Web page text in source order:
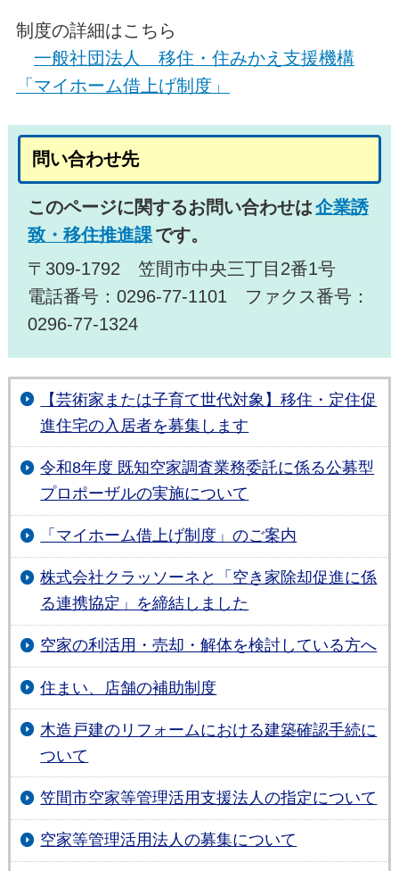
制度の詳細はこちら
一般社団法人 移住・住みかえ支援機構
「マイホーム借上げ制度」
問い合わせ先
このページに関するお問い合わせは企業誘
致・移住推進課です。
〒309-1792 笠間市中央三丁目2番1号
電話番号：0296-77-1101 ファクス番号：
0296-77-1324
【芸術家または子育て世代対象】移住・定住促
進住宅の入居者を募集します
令和8年度 既知空家調査業務委託に係る公募型
プロポーザルの実施について
「マイホーム借上げ制度」のご案内
株式会社クラッソーネと「空き家除却促進に係
る連携協定」を締結しました
空家の利活用・売却・解体を検討している方へ
住まい、店舗の補助制度
木造戸建のリフォームにおける建築確認手続に
ついて
笠間市空家等管理活用支援法人の指定について
空家等管理活用法人の募集について